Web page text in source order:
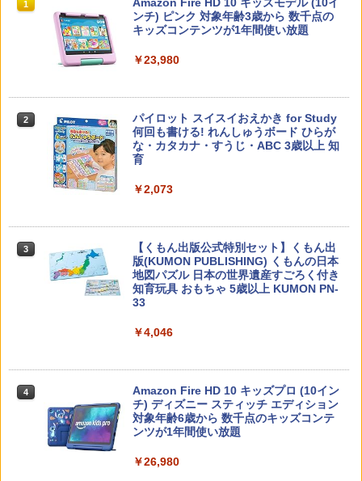
1
￥-
2 子どもが変わる魔法の言葉
￥2,200
カウンセリングとは何か 変化するという
こと (講談社現代新書 2787)
￥1,540
￥1,870
ゼロからわかる！ みるみる図形に強く
1
ンチ) ピンク 対象年齢3歳から 数千点の
キッズコンテンツが1年間使い放題
￥23,980
2
パイロット スイスイおえかき for Study
何回も書ける! れんしゅうボード ひらが
な・カタカナ・すうじ・ABC 3歳以上 知
育
￥2,073
3
【くもん出版公式特別セット】くもん出
版(KUMON PUBLISHING) くもんの日本
地図パズル 日本の世界遺産すごろく付き
知育玩具 おもちゃ 5歳以上 KUMON PN-
33
￥4,046
4
Amazon Fire HD 10 キッズプロ (10イン
チ) ディズニー スティッチ エディション
対象年齢6歳から 数千点のキッズコンテ
ンツが1年間使い放題
￥26,980